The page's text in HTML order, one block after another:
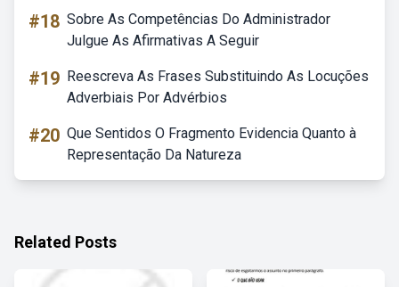
#18 Sobre As Competências Do Administrador
Julgue As Afirmativas A Seguir
#19 Reescreva As Frases Substituindo As Locuções
Adverbiais Por Advérbios
#20 Que Sentidos O Fragmento Evidencia Quanto à
Representação Da Natureza
Related Posts